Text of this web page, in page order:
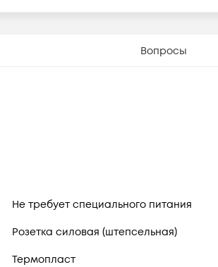
Вопросы
Не требует специального питания
Розетка силовая (штепсельная)
Термопласт